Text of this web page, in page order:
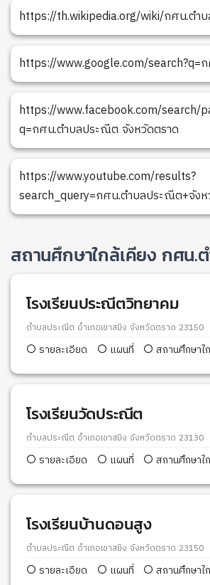
https://th.wikipedia.org/wiki/กศน.ตำ
https://www.google.com/search?q=
https://www.facebook.com/search/
q=กศน.ตำบลประณีต จังหวัดตราด
https://www.youtube.com/results?
search_query=กศน.ตำบลประณีต+จังห
สถานศึกษาใกล้เคียง กศน.
โรงเรียนประณีตวิทยาคม
ตำบลประณีต อำเภอเขาสมิง จังหวัดตราด 23150
รายละเอียด แผนที่ สถานศึกษาใ
โรงเรียนวัดประณีต
ตำบลประณีต อำเภอเขาสมิง จังหวัดตราด 23130
รายละเอียด แผนที่ สถานศึกษาใ
โรงเรียนบ้านดอนสูง
ตำบลประณีต อำเภอเขาสมิง จังหวัดตราด 23150
รายละเอียด แผนที่ สถานศึกษาใ